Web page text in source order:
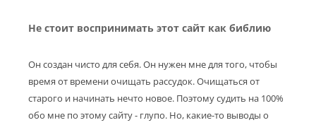
Не стоит воспринимать этот сайт как библию
Он создан чисто для себя. Он нужен мне для того, чтобы
время от времени очищать рассудок. Очищаться от
старого и начинать нечто новое. Поэтому судить на 100%
обо мне по этому сайту - глупо. Но, какие-то выводы о